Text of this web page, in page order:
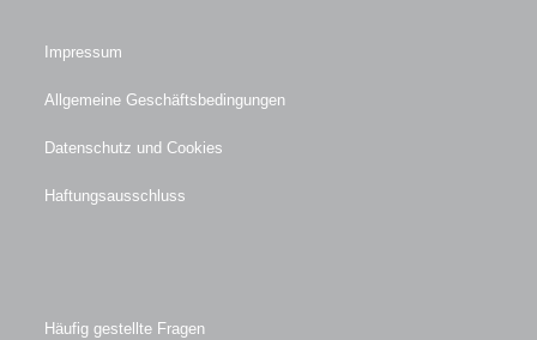
Impressum
Allgemeine Geschäftsbedingungen
Datenschutz und Cookies
Haftungsausschluss
Häufig gestellte Fragen